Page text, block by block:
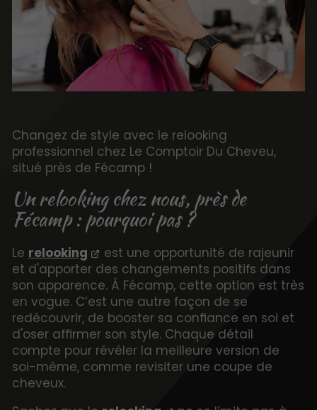
Changez de style avec le relooking
professionnel chez Le Comptoir Du Cheveu,
situé près de Fécamp !
Un relooking chez nous, près de
Fécamp : pourquoi pas ?
Le relooking
est une opportunité de rajeunir
et d'apporter des changements positifs dans
son apparence. À Fécamp, cette option est très
en vogue. C’est une autre façon de se
redécouvrir, de booster sa confiance en soi et
d'oser affirmer son style. Chaque détail
compte pour révéler la meilleure version de
soi-même, comme revisiter une coupe de
cheveux.